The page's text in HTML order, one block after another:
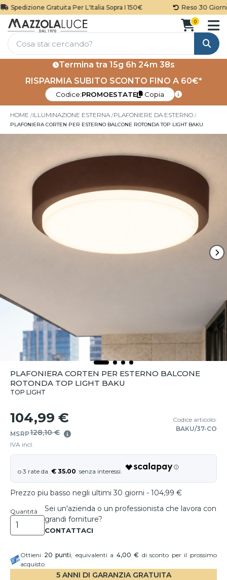
Spedizione Gratuita Per L'Italia Sopra I 150€ Reso 30 Giorni
Cerca
0
Termina tra 15g 6h 24m 38s
RISPARMIA SUBITO SCONTO FINO A 60€*
Codice:PROMOESTATE Copia
HOME ILLUMINAZIONE ESTERNA PLAFONIERE DA ESTERNO
PLAFONIERA CORTEN PER ESTERNO BALCONE ROTONDA TOP LIGHT BAKU
PLAFONIERA CORTEN PER ESTERNO BALCONE
ROTONDA TOP LIGHT BAKU
TOP LIGHT
104,99 €
MSRP128,10 €
IVA incl.
Codice articolo:
BAKU/37-CO
€ 35.00
Prezzo piu basso negli ultimi 30 giorni - 104,99 €
Quantità
Sei un'azienda o un professionista che lavora con
grandi forniture?
Ottieni 20 punti, equivalenti a 4,00 € di sconto per il prossimo
acquisto
5 ANNI DI GARANZIA GRATUITA